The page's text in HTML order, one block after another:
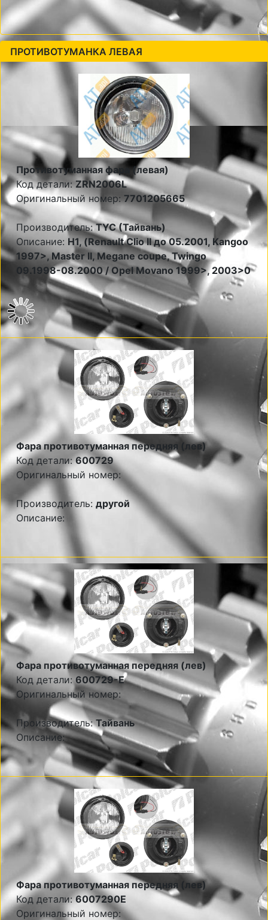
ПРОТИВОТУМАНКА ЛЕВАЯ
Противотуманная фара (левая)
Код детали:ZRN2006L
Оригинальный номер:7701205665
Производитель:TYC (Тайвань)
Описание: Н1, (Renault Clio II до 05.2001, Kangoo
1997>, Master II, Megane coupe, Twingo
09.1998-08.2000 / Opel Movano 1999>, 2003>0
Фара противотуманная передняя (лев)
Код детали:600729
Оригинальный номер:
Производитель: другой
Описание:
Фара противотуманная передняя (лев)
Код детали: 600729-E
Оригинальный номер:
Производитель:Тайвань
Описание:
Фара противотуманная передняя (лев)
Код детали:6007290E
Оригинальный номер: